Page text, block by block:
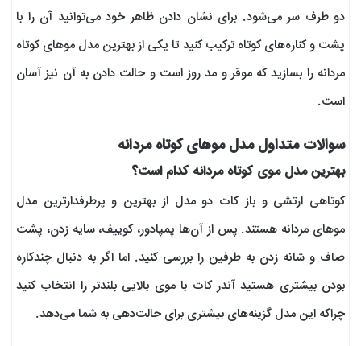
دو طرف سر می‌شود. برای نشان دادن ظاهر خود می‌توانید آن را با
پشت و کناره‌های کوتاه ترکیب کنید تا یکی از بهترین مدل موهای کوتاه
مردانه را بسازید که موقر و مد روز است و حالت دادن به آن نیز آسان
است.
سوالات متداول مدل موهای کوتاه مردانه
بهترین مدل موی کوتاه مردانه کدام است؟
کوتاهی ارتشی و باز کات دو مدل از بهترین و پرطرفدارترین مدل
موهای مردانه هستند. پس از آن‌ها پمپادور، کوییف، سایه زدن، پشت
صاف و شانه زدن به طرفین را بررسی کنید. اما اگر به دنبال چندکاره
بودن بیشتری هستید آندر کات با موی بالایی بلندتر را انتخاب کنید
چراکه این مدل گزینه‌های بیشتری برای حالت‌دهی به شما می‌دهد.